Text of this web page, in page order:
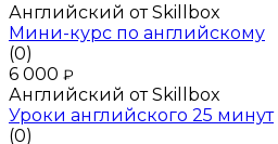
Английский от Skillbox
Мини-курс по английскому
(0)
6 000 ₽
Английский от Skillbox
Уроки английского 25 минут
(0)